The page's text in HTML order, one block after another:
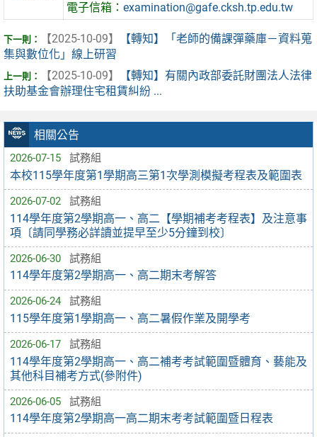
相關公告
2026-07-15 試務組
本校115學年度第1學期高三第1次學測模擬考程表及範圍表
2026-07-02 試務組
114學年度第2學期高一、高二【學期補考考程表】及注意事
項〔請同學務必詳讀並提早至少5分鐘到校〕
2026-06-30 試務組
114學年度第2學期高一、高二期末考解答
2026-06-24 試務組
115學年度第1學期高一、高二暑假作業及開學考
2026-06-17 試務組
114學年度第2學期高一、高二補考考試範圍暨體育、藝能及
其他科目補考方式(參附件)
2026-06-05 試務組
114學年度第2學期高一高二期末考考試範圍暨日程表
電子信箱：examination@gafe.cksh.tp.edu.tw
【2025-10-09】
【轉知】「老師的備課彈藥庫－資料蒐
集與數位化」線上研習
【2025-10-09】
【轉知】有關內政部委託財團法人法律
扶助基金會辦理住宅租賃糾紛 ...